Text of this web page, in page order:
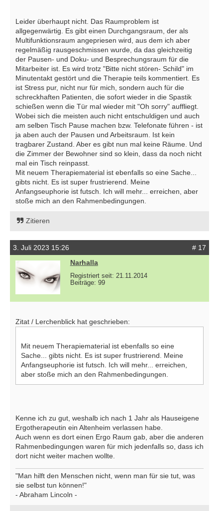
Leider überhaupt nicht. Das Raumproblem ist
allgegenwärtig. Es gibt einen Durchgangsraum, der als
Multifunktionsraum angepriesen wird, aus dem ich aber
regelmäßig rausgeschmissen wurde, da das gleichzeitig
der Pausen- und Doku- und Besprechungsraum für die
Mitarbeiter ist. Es wird trotz "Bitte nicht stören- Schild" im
Minutentakt gestört und die Therapie teils kommentiert. Es
ist Stress pur, nicht nur für mich, sondern auch für die
schreckhaften Patienten, die sofort wieder in die Spastik
schießen wenn die Tür mal wieder mit "Oh sorry" auffliegt.
Wobei sich die meisten auch nicht entschuldigen und auch
am selben Tisch Pause machen bzw. Telefonate führen - ist
ja aben auch der Pausen und Arbeitsraum. Ist kein
tragbarer Zustand. Aber es gibt nun mal keine Räume. Und
die Zimmer der Bewohner sind so klein, dass da noch nicht
mal ein Tisch reinpasst.
Mit neuem Therapiematerial ist ebenfalls so eine Sache...
gibts nicht. Es ist super frustrierend. Meine
Anfangseuphorie ist futsch. Ich will mehr... erreichen, aber
stoße mich an den Rahmenbedingungen.
Zitieren
3. Juli 2023 15:26
# 17
Narhalla
Registriert seit: 21.11.2014
Beiträge: 99
Zitat / Lerchenblick hat geschrieben:
Mit neuem Therapiematerial ist ebenfalls so eine
Sache... gibts nicht. Es ist super frustrierend. Meine
Anfangseuphorie ist futsch. Ich will mehr... erreichen,
aber stoße mich an den Rahmenbedingungen.
Kenne ich zu gut, weshalb ich nach 1 Jahr als Hauseigene
Ergotherapeutin ein Altenheim verlassen habe.
Auch wenn es dort einen Ergo Raum gab, aber die anderen
Rahmenbedingungen waren für mich jedenfalls so, dass ich
dort nicht weiter machen wollte.
"Man hilft den Menschen nicht, wenn man für sie tut, was
sie selbst tun können!"
- Abraham Lincoln -